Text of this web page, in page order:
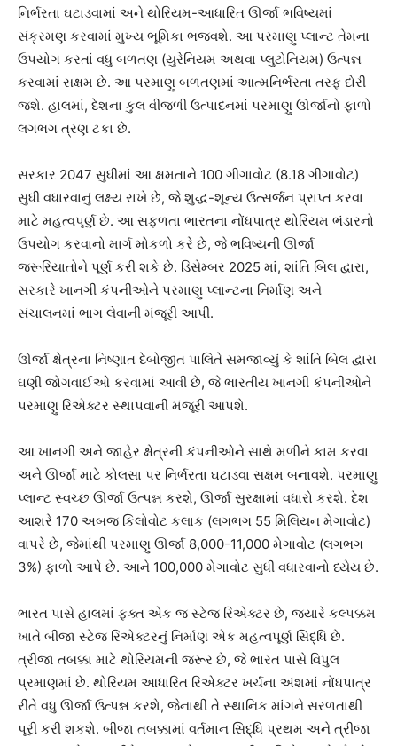
નિર્ભરતા ઘટાડવામાં અને થોરિયમ-આધારિત ઊર્જા ભવિષ્યમાં
સંક્રમણ કરવામાં મુખ્ય ભૂમિકા ભજવશે. આ પરમાણુ પ્લાન્ટ તેમના
ઉપયોગ કરતાં વધુ બળતણ (યુરેનિયમ અથવા પ્લુટોનિયમ) ઉત્પન્ન
કરવામાં સક્ષમ છે. આ પરમાણુ બળતણમાં આત્મનિર્ભરતા તરફ દોરી
જશે. હાલમાં, દેશના કુલ વીજળી ઉત્પાદનમાં પરમાણુ ઊર્જાનો ફાળો
લગભગ ત્રણ ટકા છે.
સરકાર 2047 સુધીમાં આ ક્ષમતાને 100 ગીગાવોટ (8.18 ગીગાવોટ)
સુધી વધારવાનું લક્ષ્ય રાખે છે, જે શુદ્ધ-શૂન્ય ઉત્સર્જન પ્રાપ્ત કરવા
માટે મહત્વપૂર્ણ છે. આ સફળતા ભારતના નોંધપાત્ર થોરિયમ ભંડારનો
ઉપયોગ કરવાનો માર્ગ મોકળો કરે છે, જે ભવિષ્યની ઊર્જા
જરૂરિયાતોને પૂર્ણ કરી શકે છે. ડિસેમ્બર 2025 માં, શાંતિ બિલ દ્વારા,
સરકારે ખાનગી કંપનીઓને પરમાણુ પ્લાન્ટના નિર્માણ અને
સંચાલનમાં ભાગ લેવાની મંજૂરી આપી.
ઊર્જા ક્ષેત્રના નિષ્ણાત દેબોજીત પાલિતે સમજાવ્યું કે શાંતિ બિલ દ્વારા
ઘણી જોગવાઈઓ કરવામાં આવી છે, જે ભારતીય ખાનગી કંપનીઓને
પરમાણુ રિએક્ટર સ્થાપવાની મંજૂરી આપશે.
આ ખાનગી અને જાહેર ક્ષેત્રની કંપનીઓને સાથે મળીને કામ કરવા
અને ઊર્જા માટે કોલસા પર નિર્ભરતા ઘટાડવા સક્ષમ બનાવશે. પરમાણુ
પ્લાન્ટ સ્વચ્છ ઊર્જા ઉત્પન્ન કરશે, ઊર્જા સુરક્ષામાં વધારો કરશે. દેશ
આશરે 170 અબજ કિલોવોટ કલાક (લગભગ 55 મિલિયન મેગાવોટ)
વાપરે છે, જેમાંથી પરમાણુ ઊર્જા 8,000-11,000 મેગાવોટ (લગભગ
3%) ફાળો આપે છે. આને 100,000 મેગાવોટ સુધી વધારવાનો ધ્યેય છે.
ભારત પાસે હાલમાં ફક્ત એક જ સ્ટેજ રિએક્ટર છે, જ્યારે કલ્પક્કમ
ખાતે બીજા સ્ટેજ રિએક્ટરનું નિર્માણ એક મહત્વપૂર્ણ સિદ્ધિ છે.
ત્રીજા તબક્કા માટે થોરિયમની જરૂર છે, જે ભારત પાસે વિપુલ
પ્રમાણમાં છે. થોરિયમ આધારિત રિએક્ટર ખર્ચના અંશમાં નોંધપાત્ર
રીતે વધુ ઊર્જા ઉત્પન્ન કરશે, જેનાથી તે સ્થાનિક માંગને સરળતાથી
પૂરી કરી શકશે. બીજા તબક્કામાં વર્તમાન સિદ્ધિ પ્રથમ અને ત્રીજા